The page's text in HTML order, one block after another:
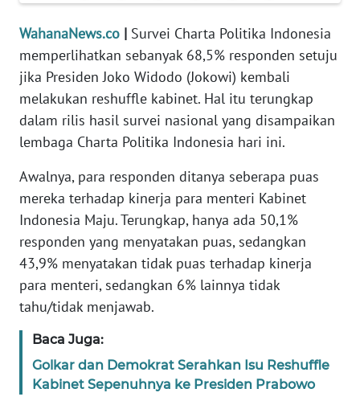
WahanaNews.co | Survei Charta Politika Indonesia
memperlihatkan sebanyak 68,5% responden setuju
jika Presiden Joko Widodo (Jokowi) kembali
melakukan reshuffle kabinet. Hal itu terungkap
dalam rilis hasil survei nasional yang disampaikan
lembaga Charta Politika Indonesia hari ini.
Awalnya, para responden ditanya seberapa puas
mereka terhadap kinerja para menteri Kabinet
Indonesia Maju. Terungkap, hanya ada 50,1%
responden yang menyatakan puas, sedangkan
43,9% menyatakan tidak puas terhadap kinerja
para menteri, sedangkan 6% lainnya tidak
tahu/tidak menjawab.
Baca Juga:
Golkar dan Demokrat Serahkan Isu Reshuffle
Kabinet Sepenuhnya ke Presiden Prabowo
EDITORIAL
Informasi
INDEKS
KONTAK
KAMI
INFO
IKLAN
TENTANG
KAMI
PEDOMAN
MEDIA